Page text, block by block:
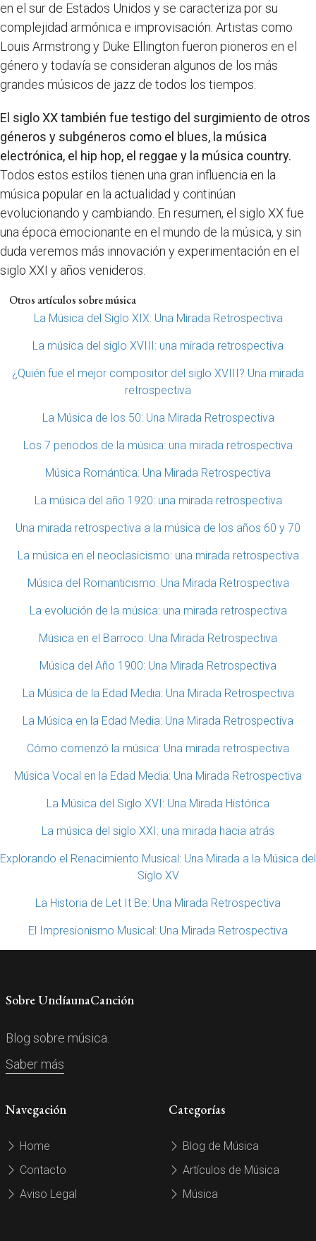
en el sur de Estados Unidos y se caracteriza por su
complejidad armónica e improvisación. Artistas como
Louis Armstrong y Duke Ellington fueron pioneros en el
género y todavía se consideran algunos de los más
grandes músicos de jazz de todos los tiempos.
El siglo XX también fue testigo del surgimiento de otros
géneros y subgéneros como el blues, la música
electrónica, el hip hop, el reggae y la música country.
Todos estos estilos tienen una gran influencia en la
música popular en la actualidad y continúan
evolucionando y cambiando. En resumen, el siglo XX fue
una época emocionante en el mundo de la música, y sin
duda veremos más innovación y experimentación en el
siglo XXI y años venideros.
Otros artículos sobre música
La Música del Siglo XIX: Una Mirada Retrospectiva
La música del siglo XVIII: una mirada retrospectiva
¿Quién fue el mejor compositor del siglo XVIII? Una mirada
retrospectiva
La Música de los 50: Una Mirada Retrospectiva
Los 7 periodos de la música: una mirada retrospectiva
Música Romántica: Una Mirada Retrospectiva
La música del año 1920: una mirada retrospectiva
Una mirada retrospectiva a la música de los años 60 y 70
La música en el neoclasicismo: una mirada retrospectiva
Música del Romanticismo: Una Mirada Retrospectiva
La evolución de la música: una mirada retrospectiva
Música en el Barroco: Una Mirada Retrospectiva
Música del Año 1900: Una Mirada Retrospectiva
La Música de la Edad Media: Una Mirada Retrospectiva
La Música en la Edad Media: Una Mirada Retrospectiva
Cómo comenzó la música: Una mirada retrospectiva
Música Vocal en la Edad Media: Una Mirada Retrospectiva
La Música del Siglo XVI: Una Mirada Histórica
La música del siglo XXI: una mirada hacia atrás
Explorando el Renacimiento Musical: Una Mirada a la Música del
Siglo XV
La Historia de Let It Be: Una Mirada Retrospectiva
El Impresionismo Musical: Una Mirada Retrospectiva
Sobre UndíaunaCanción
Blog sobre música.
Saber más
Navegación
Home
Contacto
Aviso Legal
Categorías
Blog de Música
Artículos de Música
Música